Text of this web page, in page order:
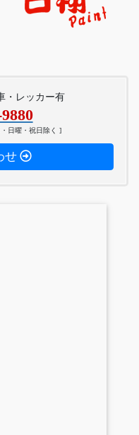
・レッカー有
日曜・祝日除く ]
せ